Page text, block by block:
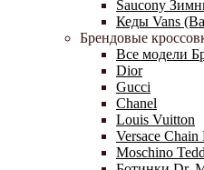
Saucony
Кеды Vans
Брендовые
Все модели
Dior
Gucci
Chanel
Louis Vuitton
Versace Chain
Moschino